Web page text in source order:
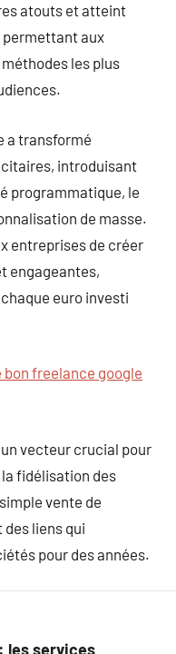
atouts et atteint
aux
les plus
a transformé
introduisant
programmatique, le
de masse.
entreprises de créer
engageantes,
euro investi
bon freelance google
vecteur crucial pour
fidélisation des
vente de
liens qui
pour des années.
les services